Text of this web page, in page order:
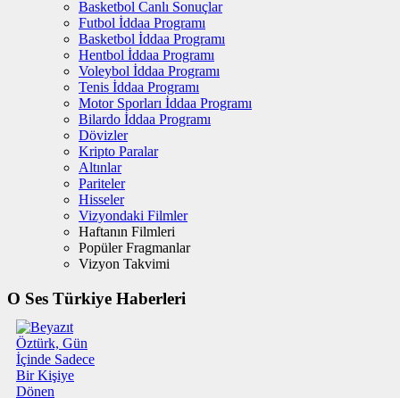
Basketbol Canlı Sonuçlar
Futbol İddaa Programı
Basketbol İddaa Programı
Hentbol İddaa Programı
Voleybol İddaa Programı
Tenis İddaa Programı
Motor Sporları İddaa Programı
Bilardo İddaa Programı
Dövizler
Kripto Paralar
Altınlar
Pariteler
Hisseler
Vizyondaki Filmler
Haftanın Filmleri
Popüler Fragmanlar
Vizyon Takvimi
O Ses Türkiye Haberleri